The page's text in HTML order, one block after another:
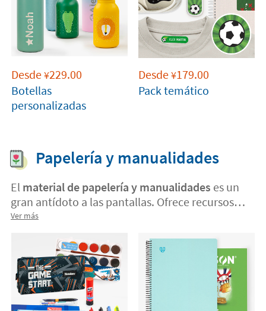
Desde¥229.00
Botellas
personalizadas
Desde¥179.00
Pack temático
Papelería y manualidades
El material de papelería y manualidades es un
gran antídoto a las pantallas. Ofrece recursos
creativos a tus peques y estimula su creatividad.
Ver más